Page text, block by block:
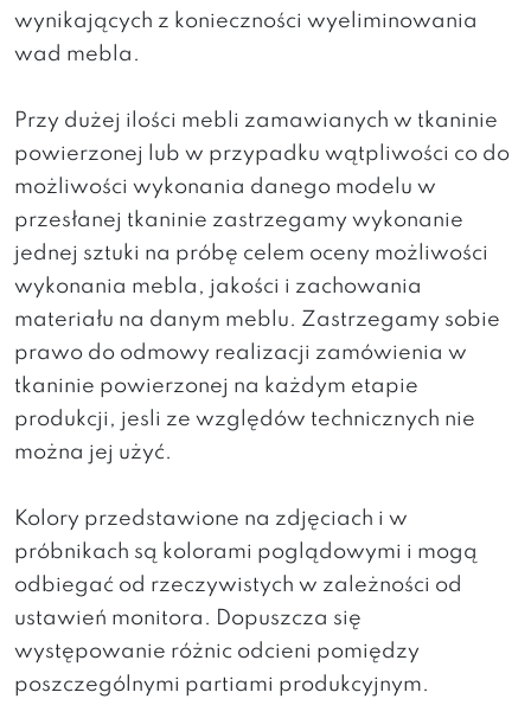
wynikających z konieczności wyeliminowania
wad mebla.
Przy dużej ilości mebli zamawianych w tkaninie
powierzonej lub w przypadku wątpliwości co do
możliwości wykonania danego modelu w
przesłanej tkaninie zastrzegamy wykonanie
jednej sztuki na próbę celem oceny możliwości
wykonania mebla, jakości i zachowania
materiału na danym meblu. Zastrzegamy sobie
prawo do odmowy realizacji zamówienia w
tkaninie powierzonej na każdym etapie
produkcji, jesli ze względów technicznych nie
można jej użyć.
Kolory przedstawione na zdjęciach i w
próbnikach są kolorami poglądowymi i mogą
odbiegać od rzeczywistych w zależności od
ustawień monitora. Dopuszcza się
występowanie różnic odcieni pomiędzy
poszczególnymi partiami produkcyjnym.